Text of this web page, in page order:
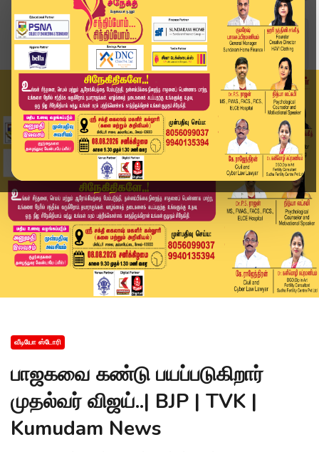
Home
வீடியோ ஸ்டோரி
பாஜகவை கண்டு பயப்படுகிறார் முதல்வர் விஜய்..| BJ...
வீடியோ ஸ்டோரி
பாஜகவை கண்டு பயப்படுகிறார்
முதல்வர் விஜய்..| BJP | TVK |
Kumudam News